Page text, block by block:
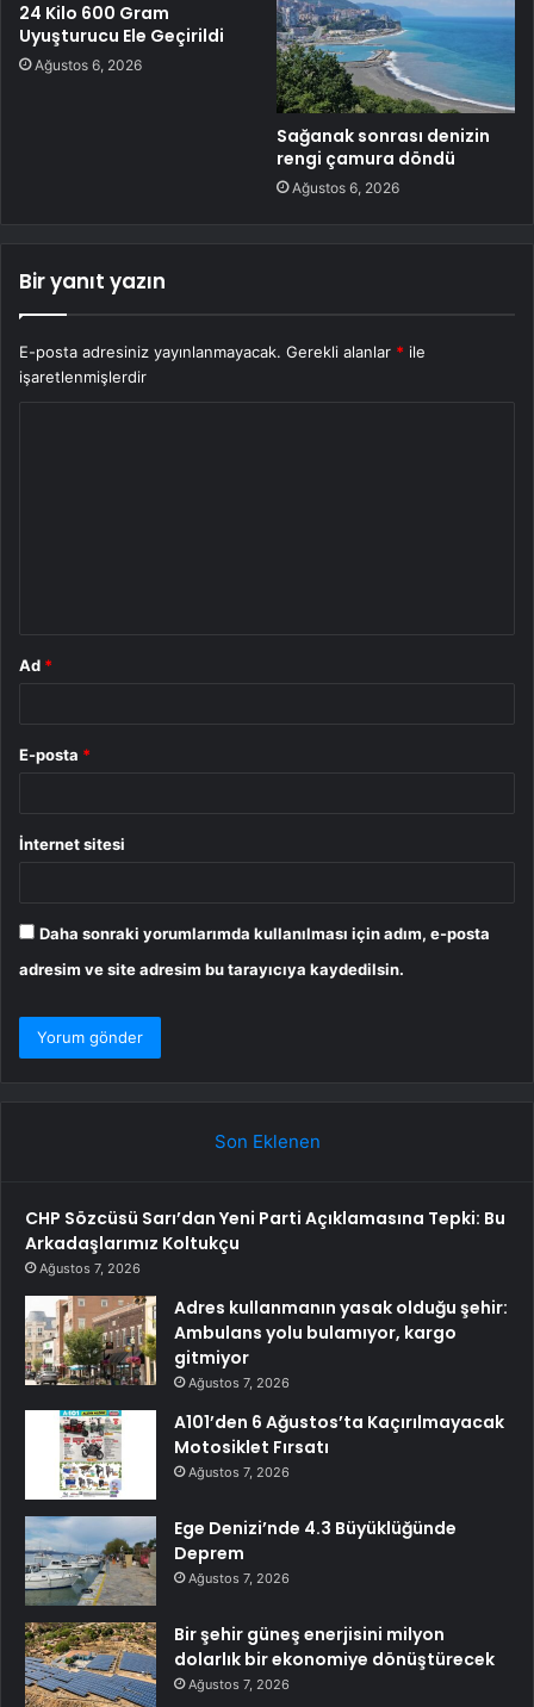
24 Kilo 600 Gram
Uyuşturucu Ele Geçirildi
Ağustos 6, 2026
Sağanak sonrası denizin
rengi çamura döndü
Ağustos 6, 2026
Bir yanıt yazın
E-posta adresiniz yayınlanmayacak. Gerekli alanlar * ile
işaretlenmişlerdir
Ad *
E-posta *
İnternet sitesi
Daha sonraki yorumlarımda kullanılması için adım, e-posta
adresim ve site adresim bu tarayıcıya kaydedilsin.
Son Eklenen
CHP Sözcüsü Sarı’dan Yeni Parti Açıklamasına Tepki: Bu
Arkadaşlarımız Koltukçu
Ağustos 7, 2026
Adres kullanmanın yasak olduğu şehir:
Ambulans yolu bulamıyor, kargo
gitmiyor
Ağustos 7, 2026
A101’den 6 Ağustos’ta Kaçırılmayacak
Motosiklet Fırsatı
Ağustos 7, 2026
Ege Denizi’nde 4.3 Büyüklüğünde
Deprem
Ağustos 7, 2026
Bir şehir güneş enerjisini milyon
dolarlık bir ekonomiye dönüştürecek
Ağustos 7, 2026